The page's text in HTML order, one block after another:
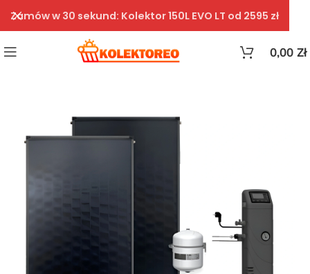
0,00 Zł
Zamów w 30 sekund: Kolektor 150L EVO LT od 2595 zł